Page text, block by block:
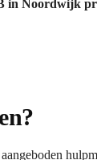
in Noordwijk